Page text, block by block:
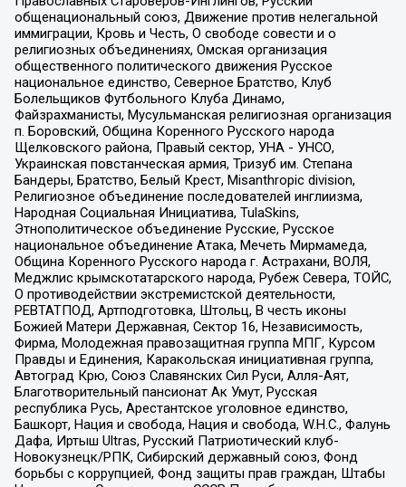
общенациональный союз, Движение против нелегальной
иммиграции, Кровь и Честь, О свободе совести и о
религиозных объединениях, Омская организация
общественного политического движения Русское
национальное единство, Северное Братство, Клуб
Болельщиков Футбольного Клуба Динамо,
Файзрахманисты, Мусульманская религиозная организация
п. Боровский, Община Коренного Русского народа
Щелковского района, Правый сектор, УНА - УНСО,
Украинская повстанческая армия, Тризуб им. Степана
Бандеры, Братство, Белый Крест, Misanthropic division,
Религиозное объединение последователей инглиизма,
Народная Социальная Инициатива, TulaSkins,
Этнополитическое объединение Русские, Русское
национальное объединение Атака, Мечеть Мирмамеда,
Община Коренного Русского народа г. Астрахани, ВОЛЯ,
Меджлис крымскотатарского народа, Рубеж Севера, ТОЙС,
О противодействии экстремистской деятельности,
РЕВТАТПОД, Артподготовка, Штольц, В честь иконы
Божией Матери Державная, Сектор 16, Независимость,
Фирма, Молодежная правозащитная группа МПГ, Курсом
Правды и Единения, Каракольская инициативная группа,
Автоград Крю, Союз Славянских Сил Руси, Алля-Аят,
Благотворительный пансионат Ак Умут, Русская
республика Русь, Арестантское уголовное единство,
Башкорт, Нация и свобода, Нация и свобода, W.H.С., Фалунь
Дафа, Иртыш Ultras, Русский Патриотический клуб-
Новокузнецк/РПК, Сибирский державный союз, Фонд
борьбы с коррупцией, Фонд защиты прав граждан, Штабы